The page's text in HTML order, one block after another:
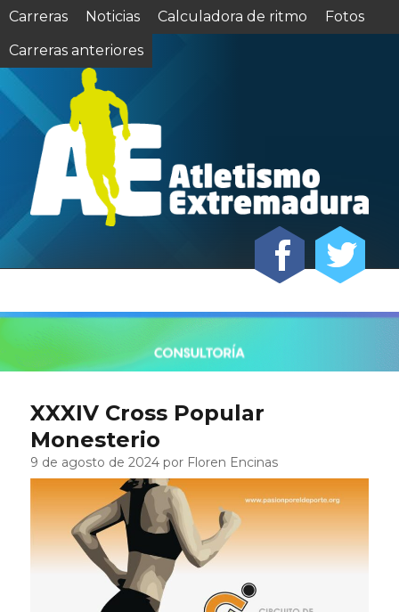
Carreras Noticias Calculadora de ritmo
Fotos
Carreras anteriores
XXXIV Cross Popular
Monesterio
9 de agosto de 2024 por Floren Encinas